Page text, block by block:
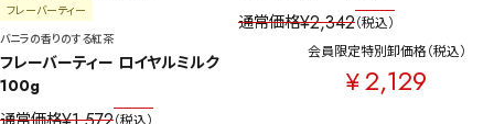
フレーバーティー
バニラの香りのする紅茶
フレーバーティー ロイヤルミルク
100g
通常価格¥2,342 税込
会員限定特別卸価格
¥2,129
税込